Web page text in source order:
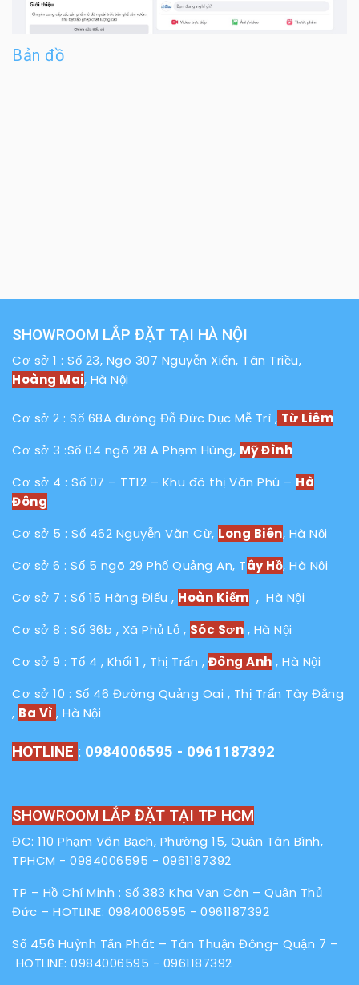
Bản đồ
SHOWROOM LẮP ĐẶT TẠI HÀ NỘI
Cơ sở 1 : Số 23, Ngõ 307 Nguyễn Xiển, Tân Triều,
Hoàng Mai, Hà Nội
Cơ sở 2 : Số 68A đường Đỗ Đức Dục Mễ Trì , Từ Liêm
Cơ sở 3 :Số 04 ngõ 28 A Phạm Hùng, Mỹ Đình
Cơ sở 4 : Số 07 – TT12 – Khu đô thị Văn Phú – Hà
Đông
Cơ sở 5 : Số 462 Nguyễn Văn Cừ, Long Biên, Hà Nội
Cơ sở 6 : Số 5 ngõ 29 Phố Quảng An, Tây Hồ, Hà Nội
Cơ sở 7 : Số 15 Hàng Điếu , Hoàn Kiếm , Hà Nội
Cơ sở 8 : Số 36b , Xã Phủ Lỗ , Sóc Sơn , Hà Nội
Cơ sở 9 : Tổ 4 , Khối 1 , Thị Trấn , Đông Anh , Hà Nội
Cơ sở 10 : Số 46 Đường Quảng Oai , Thị Trấn Tây Đằng
, Ba Vì , Hà Nội
HOTLINE : 0984006595 - 0961187392
SHOWROOM LẮP ĐẶT TẠI TP HCM
ĐC: 110 Phạm Văn Bạch, Phường 15, Quận Tân Bình,
TPHCM - 0984006595 - 0961187392
TP – Hồ Chí Minh : Số 383 Kha Vạn Cân – Quận Thủ
Đức – HOTLINE: 0984006595 - 0961187392
Số 456 Huỳnh Tấn Phát – Tân Thuận Đông- Quận 7 –
HOTLINE: 0984006595 - 0961187392